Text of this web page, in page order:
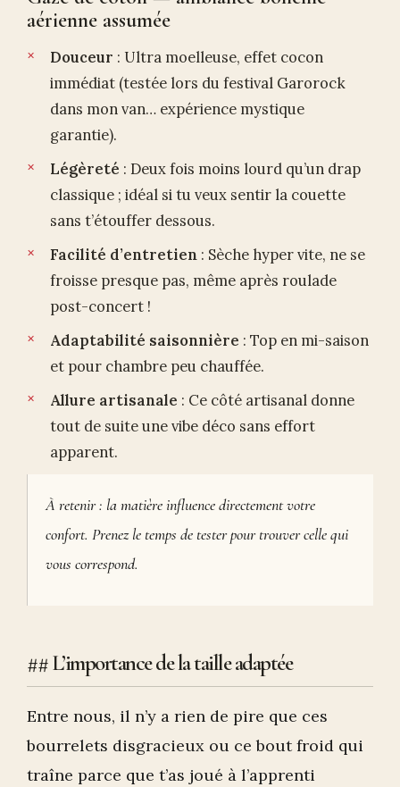
aérienne assumée
Douceur : Ultra moelleuse, effet cocon
immédiat (testée lors du festival Garorock
dans mon van… expérience mystique
garantie).
Légèreté : Deux fois moins lourd qu’un drap
classique ; idéal si tu veux sentir la couette
sans t’étouffer dessous.
Facilité d’entretien : Sèche hyper vite, ne se
froisse presque pas, même après roulade
post-concert !
Adaptabilité saisonnière : Top en mi-saison
et pour chambre peu chauffée.
Allure artisanale : Ce côté artisanal donne
tout de suite une vibe déco sans effort
apparent.
À retenir : la matière influence directement votre
confort. Prenez le temps de tester pour trouver celle qui
vous correspond.
## L’importance de la taille adaptée
Entre nous, il n’y a rien de pire que ces
bourrelets disgracieux ou ce bout froid qui
traîne parce que t’as joué à l’apprenti